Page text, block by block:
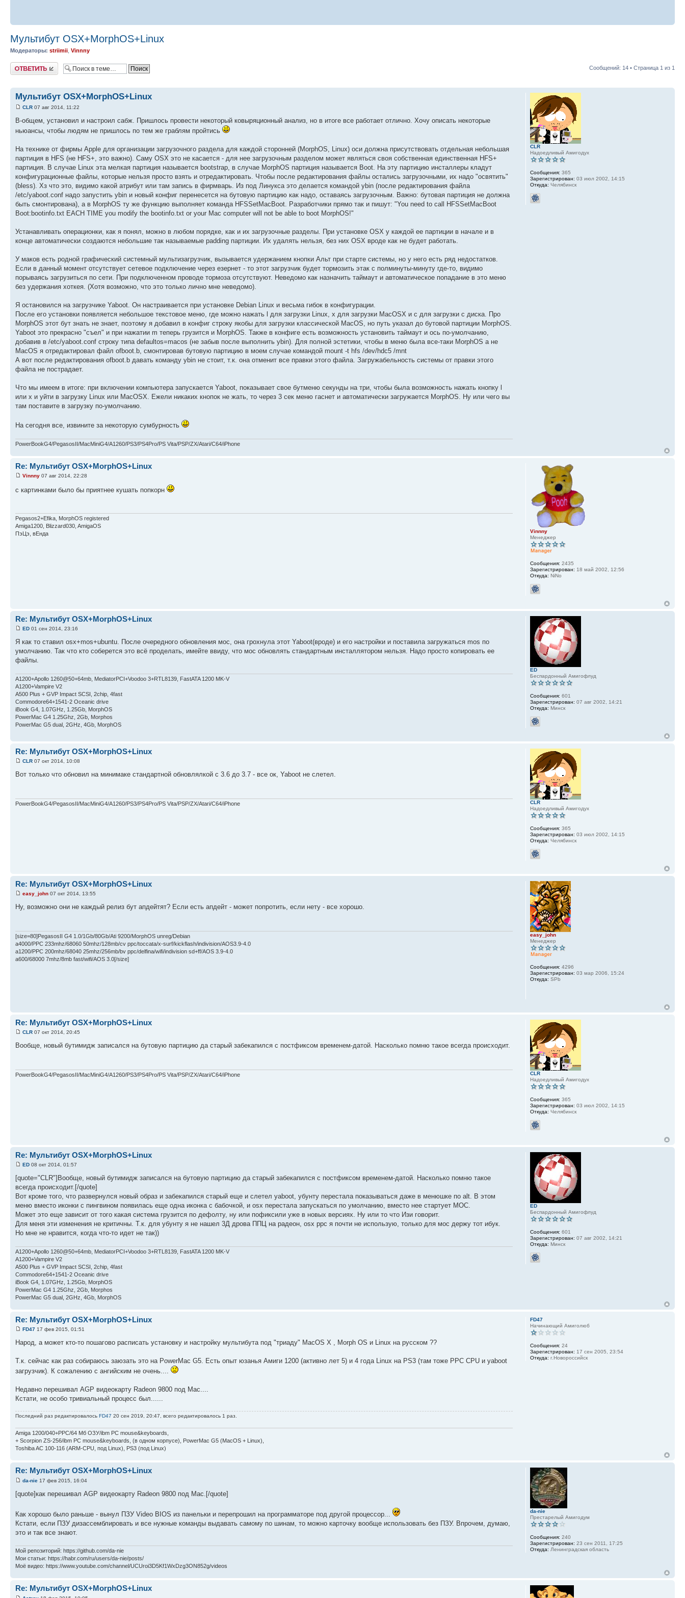
Мультибут OSX+MorphOS+Linux
Модераторы: striimii Vinnny
Ответить Сообщений: 14 • Страница 1 из 1
Мультибут OSX+MorphOS+Linux
CLR 07 авг 2014, 11:22
В-общем, установил и настроил сабж. Пришлось провести некоторый ковыряционный анализ, но в итоге все работает отлично. Хочу описать некоторые
ньюансы, чтобы людям не пришлось по тем же граблям пройтись
На технике от фирмы Apple для организации загрузочного раздела для каждой сторонней (MorphOS, Linux) оси должна присутствовать отдельная небольшая
партиция в HFS (не HFS+, это важно). Саму OSX это не касается - для нее загрузочным разделом может являться своя собственная единственная HFS+
партиция. В случае Linux эта мелкая партиция называется bootstrap, в случае MorphOS партиция называется Boot. На эту партицию инсталлеры кладут
конфигурационные файлы, которые нельзя просто взять и отредактировать. Чтобы после редактирования файлы остались загрузочными, их надо "освятить"
(bless). Хз что это, видимо какой атрибут или там запись в фирмварь. Из под Линукса это делается командой ybin (после редактирования файла
/etc/yaboot.conf надо запустить ybin и новый конфиг перенесется на бутовую партицию как надо, оставаясь загрузочным. Важно: бутовая партиция не должна
быть смонтирована), а в MorphOS ту же функцию выполняет команда HFSSetMacBoot. Разработчики прямо так и пишут: "You need to call HFSSetMacBoot
Boot:bootinfo.txt EACH TIME you modify the bootinfo.txt or your Mac computer will not be able to boot MorphOS!"
Устанавливать операционки, как я понял, можно в любом порядке, как и их загрузочные разделы. При установке OSX у каждой ее партиции в начале и в
конце автоматически создаются небольшие так называемые padding партиции. Их удалять нельзя, без них OSX вроде как не будет работать.
У маков есть родной графический системный мультизагрузчик, вызывается удержанием кнопки Альт при старте системы, но у него есть ряд недостатков.
Если в данный момент отсутствует сетевое подключение через езернет - то этот загрузчик будет тормозить этак с полминуты-минуту где-то, видимо
порываясь загрузиться по сети. При подключенном проводе тормоза отсутствуют. Неведомо как назначить таймаут и автоматическое попадание в это меню
без удержания хоткея. (Хотя возможно, что это только лично мне неведомо).
Я остановился на загрузчике Yaboot. Он настраивается при установке Debian Linux и весьма гибок в конфигурации.
После его установки появляется небольшое текстовое меню, где можно нажать l для загрузки Linux, x для загрузки MacOSX и с для загрузки с диска. Про
MorphOS этот бут знать не знает, поэтому я добавил в конфиг строку якобы для загрузки классической MacOS, но путь указал до бутовой партиции MorphOS.
Yaboot это прекрасно "съел" и при нажатии m теперь грузится и MorphOS. Также в конфиге есть возможность установить таймаут и ось по-умолчанию,
добавив в /etc/yaboot.conf строку типа defaultos=macos (не забыв после выполнить ybin). Для полной эстетики, чтобы в меню была все-таки MorphOS а не
MacOS я отредактировал файл ofboot.b, смонтировав бутовую партицию в моем случае командой mount -t hfs /dev/hdc5 /mnt
А вот после редактирования ofboot.b давать команду ybin не стоит, т.к. она отменит все правки этого файла. Загружабельность системы от правки этого
файла не пострадает.
Что мы имеем в итоге: при включении компьютера запускается Yaboot, показывает свое бутменю секунды на три, чтобы была возможность нажать кнопку l
или x и уйти в загрузку Linux или MacOSX. Ежели никаких кнопок не жать, то через 3 сек меню гаснет и автоматически загружается MorphOS. Ну или чего вы
там поставите в загрузку по-умолчанию.
На сегодня все, извините за некоторую сумбурность
PowerBookG4/PegasosII/MacMiniG4/A1260/PS3/PS4Pro/PS Vita/PSP/ZX/Atari/C64/iPhone
CLR
Надоедливый Амигодух
Сообщения: 365
Зарегистрирован: 03 июл 2002, 14:15
Откуда: Челябинск
Re: Мультибут OSX+MorphOS+Linux
Vinnny 07 авг 2014, 22:28
с картинками было бы приятнее кушать попкорн
Pegasos2+Efika, MorphOS registered
Amiga1200, Blizzard030, AmigaOS
ПэЦэ, вЕнда
Vinnny
Менеджер
Сообщения: 2435
Зарегистрирован: 18 май 2002, 12:56
Откуда: NiNo
Re: Мультибут OSX+MorphOS+Linux
ED 01 сен 2014, 23:16
Я как то ставил osx+mos+ubuntu. После очередного обновления мос, она грохнула этот Yaboot(вроде) и его настройки и поставила загружаться mos по
умолчанию. Так что кто соберется это всё проделать, имейте ввиду, что мос обновлять стандартным инсталлятором нельзя. Надо просто копировать ее
файлы.
A1200+Apollo 1260@50+64mb, MediatorPCI+Voodoo 3+RTL8139, FastATA 1200 MK-V
A1200+Vampire V2
А500 Plus + GVP Impact SCSI, 2chip, 4fast
Commodore64+1541-2 Oceanic drive
iBook G4, 1.07GHz, 1.25Gb, MorphOS
PowerMac G4 1.25Ghz, 2Gb, Morphos
PowerMac G5 dual, 2GHz, 4Gb, MorphOS
ED
Беспардонный Амигофлуд
Сообщения: 601
Зарегистрирован: 07 авг 2002, 14:21
Откуда: Минск
Re: Мультибут OSX+MorphOS+Linux
CLR 07 окт 2014, 10:08
Вот только что обновил на минимаке стандартной обновлялкой с 3.6 до 3.7 - все ок, Yaboot не слетел.
PowerBookG4/PegasosII/MacMiniG4/A1260/PS3/PS4Pro/PS Vita/PSP/ZX/Atari/C64/iPhone
CLR
Надоедливый Амигодух
Сообщения: 365
Зарегистрирован: 03 июл 2002, 14:15
Откуда: Челябинск
Re: Мультибут OSX+MorphOS+Linux
easy_john 07 окт 2014, 13:55
Ну, возможно они не каждый релиз бут апдейтят? Если есть апдейт - может попротить, если нету - все хорошо.
[size=80]PegasosII G4 1.0/1Gb/80Gb/Ati 9200/MorphOS unreg/Debian
a4000/PPC 233mhz/68060 50mhz/128mb/cv ppc/toccata/x-surf/kickflash/indivision/AOS3.9-4.0
a1200/PPC 200mhz/68040 25mhz/256mb/bv ppc/delfina/wifi/indivision sd+ff/AOS 3.9-4.0
a600/68000 7mhz/8mb fast/wifi/AOS 3.0[/size]
easy_john
Менеджер
Сообщения: 4296
Зарегистрирован: 03 мар 2006, 15:24
Откуда: SPb
Re: Мультибут OSX+MorphOS+Linux
CLR 07 окт 2014, 20:45
Вообще, новый бутимидж записался на бутовую партицию да старый забекапился с постфиксом временем-датой. Насколько помню такое всегда происходит.
PowerBookG4/PegasosII/MacMiniG4/A1260/PS3/PS4Pro/PS Vita/PSP/ZX/Atari/C64/iPhone
CLR
Надоедливый Амигодух
Сообщения: 365
Зарегистрирован: 03 июл 2002, 14:15
Откуда: Челябинск
Re: Мультибут OSX+MorphOS+Linux
ED 08 окт 2014, 01:57
[quote="CLR"]Вообще, новый бутимидж записался на бутовую партицию да старый забекапился с постфиксом временем-датой. Насколько помню такое
всегда происходит.[/quote]
Вот кроме того, что развернулся новый образ и забекапился старый еще и слетел yaboot, убунту перестала показываться даже в менюшке по alt. В этом
меню вместо иконки с пингвином появилась еще одна иконка с бабочкой, и osx перестала запускаться по умолчанию, вместо нее стартует МОС.
Может это еще зависит от того какая система грузится по дефолту, ну или пофиксили уже в новых версиях. Ну или то что Изи говорит.
Для меня эти изменения не критичны. Т.к. для убунту я не нашел 3Д дрова ППЦ на радеон, osx ppc я почти не использую, только для мос держу тот ибук.
Но мне не нравится, когда что-то идет не так))
A1200+Apollo 1260@50+64mb, MediatorPCI+Voodoo 3+RTL8139, FastATA 1200 MK-V
A1200+Vampire V2
А500 Plus + GVP Impact SCSI, 2chip, 4fast
Commodore64+1541-2 Oceanic drive
iBook G4, 1.07GHz, 1.25Gb, MorphOS
PowerMac G4 1.25Ghz, 2Gb, Morphos
PowerMac G5 dual, 2GHz, 4Gb, MorphOS
ED
Беспардонный Амигофлуд
Сообщения: 601
Зарегистрирован: 07 авг 2002, 14:21
Откуда: Минск
Re: Мультибут OSX+MorphOS+Linux
FD47 17 фев 2015, 01:51
Народ, а может кто-то пошагово расписать установку и настройку мультибута под "триаду" MacOS X , Morph OS и Linux на русском ??
Т.к. сейчас как раз собираюсь заюзать это на PowerMac G5. Есть опыт юзанья Амиги 1200 (активно лет 5) и 4 года Linux на PS3 (там тоже PPC CPU и yaboot
загрузчик). К сожалению с ангийским не очень....
Недавно перешивал АGP видеокарту Radeon 9800 под Мас....
Кстати, не особо тривиальный процесс был......
Последний раз редактировалось FD47 20 сен 2019, 20:47, всего редактировалось 1 раз.
Amiga 1200/040+PPC/64 Мб ОЗУ/ibm PC mouse&keyboards,
+ Scorpion ZS-256/ibm PC mouse&keyboards, (в одном корпусе), PowerMac G5 (MacOS + Linux),
Toshiba AC 100-116 (ARM-CPU, под Linux), PS3 (под Linux)
FD47
Начинающий Амиголюб
Сообщения: 24
Зарегистрирован: 17 сен 2005, 23:54
Откуда: г.Новороссийск
Re: Мультибут OSX+MorphOS+Linux
da-nie 17 фев 2015, 16:04
[quote]как перешивал АGP видеокарту Radeon 9800 под Мас.[/quote]
Как хорошо было раньше - вынул ПЗУ Video BIOS из панельки и перепрошил на программаторе под другой процессор...
Кстати, если ПЗУ дизассемблировать и все нужные команды выдавать самому по шинам, то можно карточку вообще использовать без ПЗУ. Впрочем, думаю,
это и так все знают.
Мой репозиторий: https://github.com/da-nie
Мои статьи: https://habr.com/ru/users/da-nie/posts/
Моё видео: https://www.youtube.com/channel/UCUroi3D5Kf1WxDzg3ON852g/videos
da-nie
Престарелый Амигодум
Сообщения: 240
Зарегистрирован: 23 сен 2011, 17:25
Откуда: Ленинградская область
Re: Мультибут OSX+MorphOS+Linux